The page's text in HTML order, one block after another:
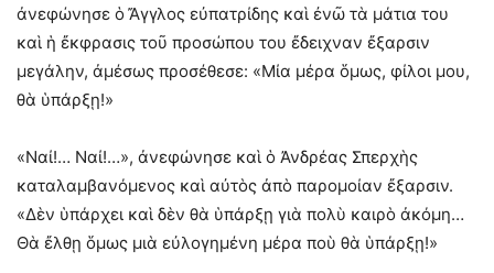
ἀνεφώνησε ὁ Ἄγγλος εὐπατρίδης καὶ ἐνῶ τὰ μάτια του
καὶ ἡ ἔκφρασις τοῦ προσώπου του ἔδειχναν ἔξαρσιν
μεγάλην, ἀμέσως προσέθεσε: «Μία μέρα ὅμως, φίλοι μου,
θὰ ὑπάρξῃ!»
«Ναί!… Ναί!…», ἀνεφώνησε καὶ ὁ Ἀνδρέας Σπερχὴς
καταλαμβανόμενος καὶ αὐτὸς ἀπὸ παρομοίαν ἔξαρσιν.
«Δὲν ὑπάρχει καὶ δὲν θὰ ὑπάρξῃ γιὰ πολὺ καιρὸ ἀκόμη…
Θὰ ἔλθῃ ὅμως μιὰ εὐλογημένη μέρα ποὺ θὰ ὑπάρξῃ!»